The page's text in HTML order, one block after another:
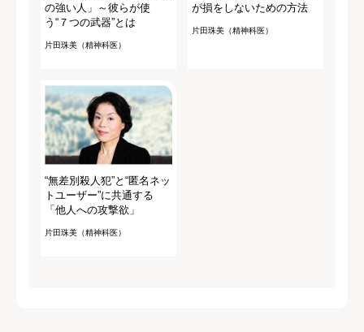
の強い人」～彼らが使
う“７つの武器”とは
片田珠美（精神科医）
が損をしないための方法
片田珠美（精神科医）
“無差別殺人犯”と“匿名ネッ
トユーザー”に共通する
「他人への攻撃欲」
片田珠美（精神科医）